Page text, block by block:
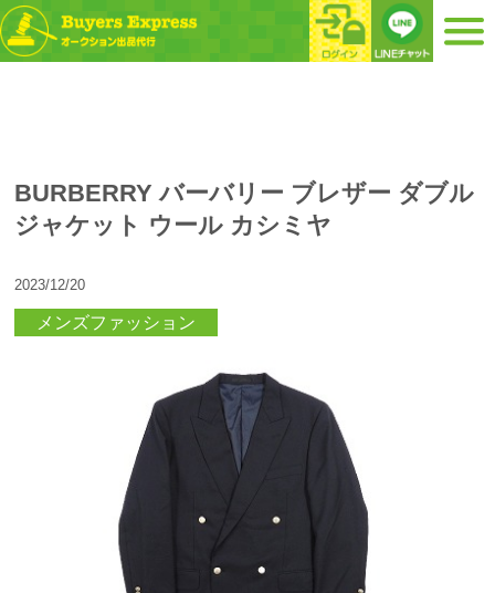
BURBERRY バーバリー ブレザー ダブル
ジャケット ウール カシミヤ
2023/12/20
メンズファッション